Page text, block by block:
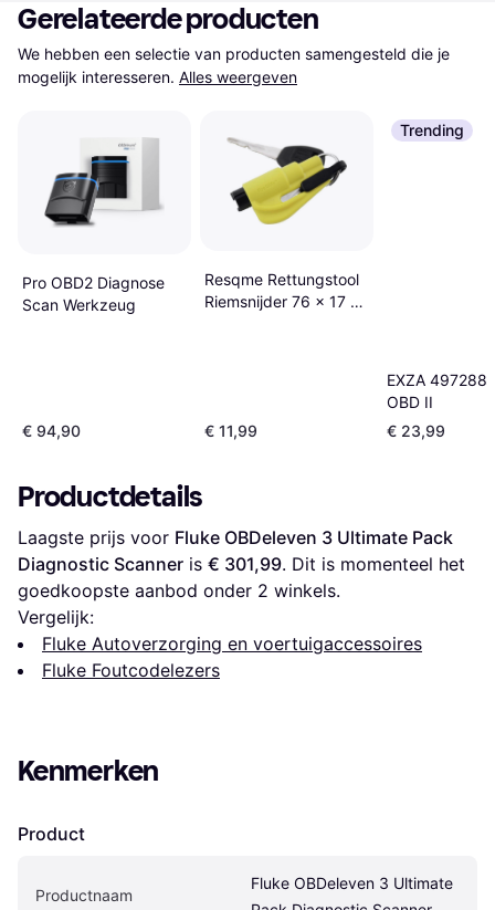
Gerelateerde producten
We hebben een selectie van producten samengesteld die je
mogelijk interesseren. Alles weergeven
Pro OBD2 Diagnose
Scan Werkzeug
€ 94,90
Resqme Rettungstool
Riemsnijder 76 x 17 x
€ 11,99
Trending
EXZA
OBD II
€ 23,99
Productdetails
Laagste prijs voor Fluke OBDeleven 3 Ultimate Pack
Diagnostic Scanner is € 301,99. Dit is momenteel het
goedkoopste aanbod onder 2 winkels.
Vergelijk:
Fluke Autoverzorging en voertuigaccessoires
Fluke Foutcodelezers
Kenmerken
Product
Productnaam
Fluke OBDeleven 3 Ultimate